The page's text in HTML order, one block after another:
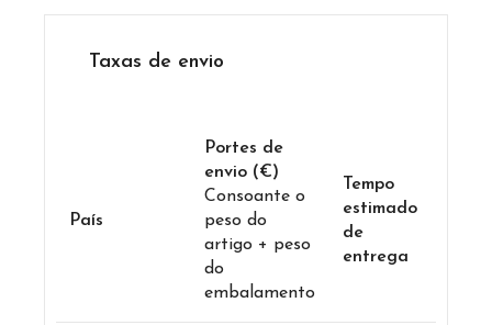
Taxas de envio
País
Portes de
envio (€)
Consoante o
peso do
artigo + peso
do
embalamento
Tempo
estimado
de
entrega